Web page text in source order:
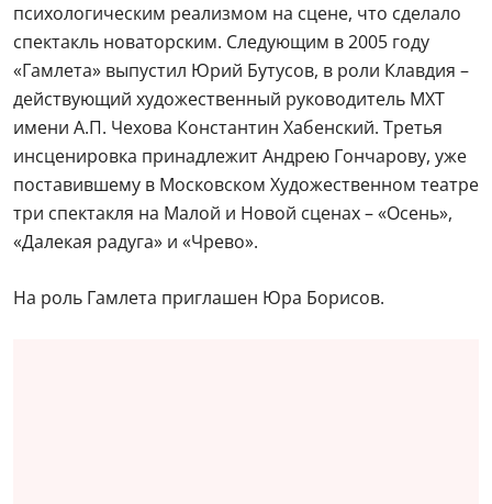
психологическим реализмом на сцене, что сделало
спектакль новаторским. Следующим в 2005 году
«Гамлета» выпустил Юрий Бутусов, в роли Клавдия –
действующий художественный руководитель МХТ
имени А.П. Чехова Константин Хабенский. Третья
инсценировка принадлежит Андрею Гончарову, уже
поставившему в Московском Художественном театре
три спектакля на Малой и Новой сценах – «Осень»,
«Далекая радуга» и «Чрево».
На роль Гамлета приглашен Юра Борисов.